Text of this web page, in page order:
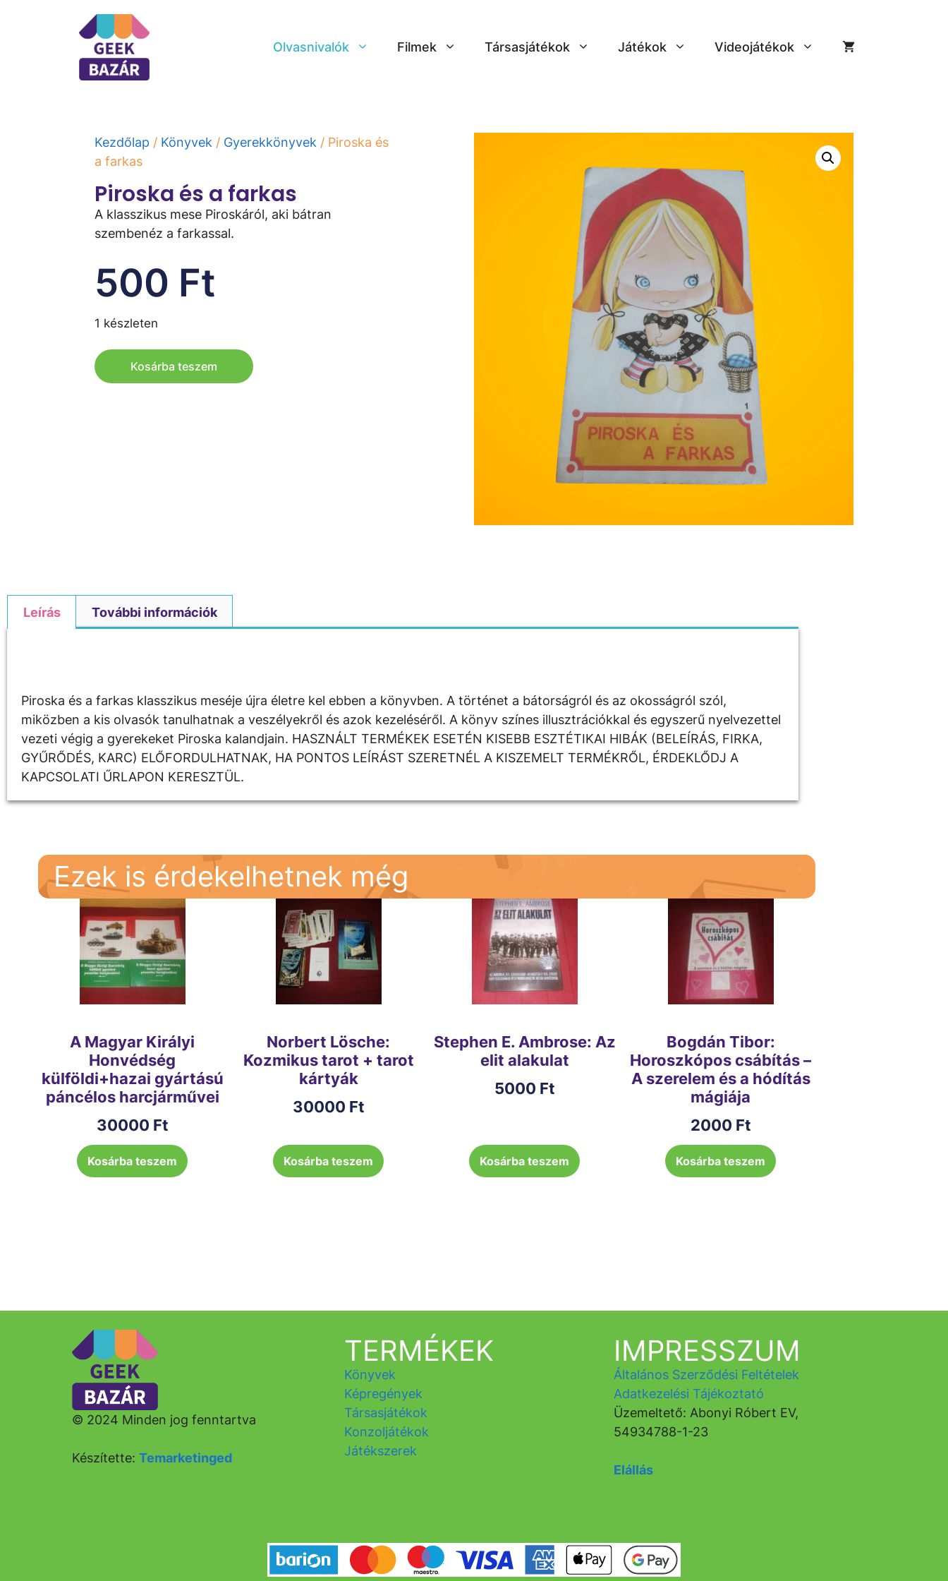
Olvasnivalók Filmek Társasjátékok Játékok Videojátékok
Kezdőlap / Könyvek / Gyerekkönyvek / Piroska és
a farkas
Piroska és a farkas
A klasszikus mese Piroskáról, aki bátran
szembenéz a farkassal.
500 Ft
1 készleten
Kosárba teszem
Leírás További információk
Piroska és a farkas klasszikus meséje újra életre kel ebben a könyvben. A történet a bátorságról és az okosságról szól,
miközben a kis olvasók tanulhatnak a veszélyekről és azok kezeléséről. A könyv színes illusztrációkkal és egyszerű nyelvezettel
vezeti végig a gyerekeket Piroska kalandjain. HASZNÁLT TERMÉKEK ESETÉN KISEBB ESZTÉTIKAI HIBÁK (BELEÍRÁS, FIRKA,
GYŰRŐDÉS, KARC) ELŐFORDULHATNAK, HA PONTOS LEÍRÁST SZERETNÉL A KISZEMELT TERMÉKRŐL, ÉRDEKLŐDJ A
KAPCSOLATI ŰRLAPON KERESZTÜL.
Ezek is érdekelhetnek még
A Magyar Királyi
Honvédség
külföldi+hazai gyártású
páncélos harcjárművei
30000 Ft
Kosárba teszem
Norbert Lösche:
Kozmikus tarot + tarot
kártyák
30000 Ft
Kosárba teszem
Stephen E. Ambrose: Az
elit alakulat
5000 Ft
Kosárba teszem
Bogdán Tibor:
Horoszkópos csábítás –
A szerelem és a hódítás
mágiája
2000 Ft
Kosárba teszem
© 2024 Minden jog fenntartva
Készítette: Temarketinged
TERMÉKEK
Könyvek
Képregények
Társasjátékok
Konzoljátékok
Játékszerek
IMPRESSZUM
Általános Szerződési Feltételek
Adatkezelési Tájékoztató
Üzemeltető: Abonyi Róbert EV,
54934788-1-23
Elállás